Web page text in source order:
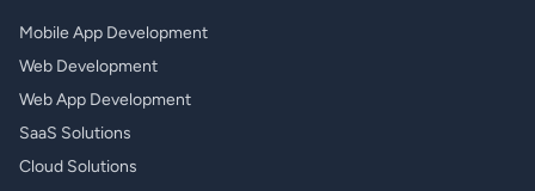
Mobile App Development
Web Development
Web App Development
SaaS Solutions
Cloud Solutions